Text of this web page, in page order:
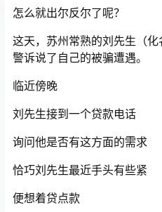
怎么就出尔反尔了呢？
这天，苏州常熟的刘先生（
警诉说了自己的被骗遭遇。
临近傍晚
刘先生接到一个贷款电话
询问他是否有这方面的需求
恰巧刘先生最近手头有些紧
便想着贷点款